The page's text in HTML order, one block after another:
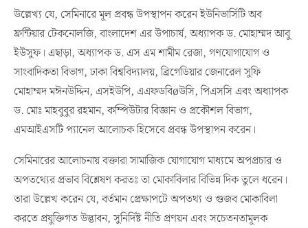
উল্লেখ্য যে, সেমিনারে মূল প্রবন্ধ উপস্থাপন করেন ইউনিভার্সিটি অব
ফ্রন্টিয়ার টেকনোলজি, বাংলাদেশ এর উপাচার্য, অধ্যাপক ড. মোহাম্মদ আবু
ইউসুফ। এছাড়া, অধ্যাপক ড. এস এম শামীম রেজা, গণযোগাযোগ ও
সাংবাদিকতা বিভাগ, ঢাকা বিশ্ববিদ্যালয়, ব্রিগেডিয়ার জেনারেল সুফি
মোহাম্মদ মঈনউদ্দিন, এসইউপি, এএফডবিøউসি, পিএসসি এবং অধ্যাপক
ড. মোঃ মাহবুবুর রহমান, কম্পিউটার বিজ্ঞান ও প্রকৌশল বিভাগ,
এমআইএসটি প্যানেল আলোচক হিসেবে প্রবন্ধ উপস্থাপন করেন।
সেমিনারের আলোচনায় বক্তারা সামাজিক যোগাযোগ মাধ্যমে অপপ্রচার ও
অপতথ্যের প্রভাব বিশ্লেষণ করতঃ তা মোকাবিলার বিভিন্ন দিক তুলে ধরেন।
তারা উল্লেখ করেন যে, বর্তমান প্রেক্ষাপটে অপতথ্য ও গুজব মোকাবিলা
করতে প্রযুক্তিগত উদ্ভাবন, সুনির্দিষ্ট নীতি প্রণয়ন এবং সচেতনতামূলক